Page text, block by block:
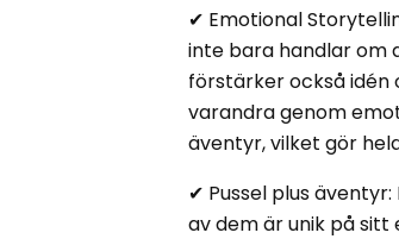
✔ Emotional
inte bara handlar om
förstärker också
varandra genom
äventyr, vilket gör
✔ Pussel plus
av dem är unik på